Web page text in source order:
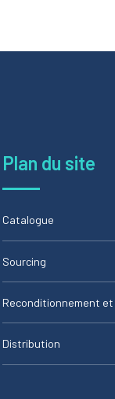
Plan du site
Catalogue
Sourcing
Reconditionnement et
Distribution